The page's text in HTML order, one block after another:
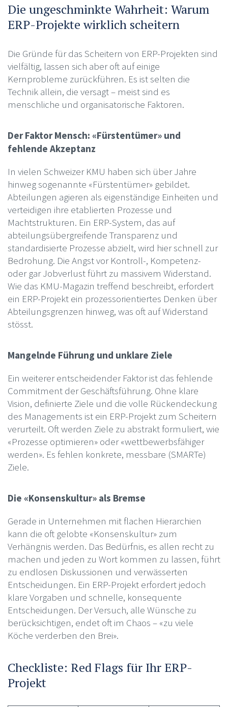
Die ungeschminkte Wahrheit: Warum
ERP-Projekte wirklich scheitern
Die Gründe für das Scheitern von ERP-Projekten sind
vielfältig, lassen sich aber oft auf einige
Kernprobleme zurückführen. Es ist selten die
Technik allein, die versagt – meist sind es
menschliche und organisatorische Faktoren.
Der Faktor Mensch: «Fürstentümer» und
fehlende Akzeptanz
In vielen Schweizer KMU haben sich über Jahre
hinweg sogenannte «Fürstentümer» gebildet.
Abteilungen agieren als eigenständige Einheiten und
verteidigen ihre etablierten Prozesse und
Machtstrukturen. Ein ERP-System, das auf
abteilungsübergreifende Transparenz und
standardisierte Prozesse abzielt, wird hier schnell zur
Bedrohung. Die Angst vor Kontroll-, Kompetenz-
oder gar Jobverlust führt zu massivem Widerstand.
Wie das KMU-Magazin treffend beschreibt, erfordert
ein ERP-Projekt ein prozessorientiertes Denken über
Abteilungsgrenzen hinweg, was oft auf Widerstand
stösst.
Mangelnde Führung und unklare Ziele
Ein weiterer entscheidender Faktor ist das fehlende
Commitment der Geschäftsführung. Ohne klare
Vision, definierte Ziele und die volle Rückendeckung
des Managements ist ein ERP-Projekt zum Scheitern
verurteilt. Oft werden Ziele zu abstrakt formuliert, wie
«Prozesse optimieren» oder «wettbewerbsfähiger
werden». Es fehlen konkrete, messbare (SMARTe)
Ziele.
Die «Konsenskultur» als Bremse
Gerade in Unternehmen mit flachen Hierarchien
kann die oft gelobte «Konsenskultur» zum
Verhängnis werden. Das Bedürfnis, es allen recht zu
machen und jeden zu Wort kommen zu lassen, führt
zu endlosen Diskussionen und verwässerten
Entscheidungen. Ein ERP-Projekt erfordert jedoch
klare Vorgaben und schnelle, konsequente
Entscheidungen. Der Versuch, alle Wünsche zu
berücksichtigen, endet oft im Chaos – «zu viele
Köche verderben den Brei».
Checkliste: Red Flags für Ihr ERP-
Projekt